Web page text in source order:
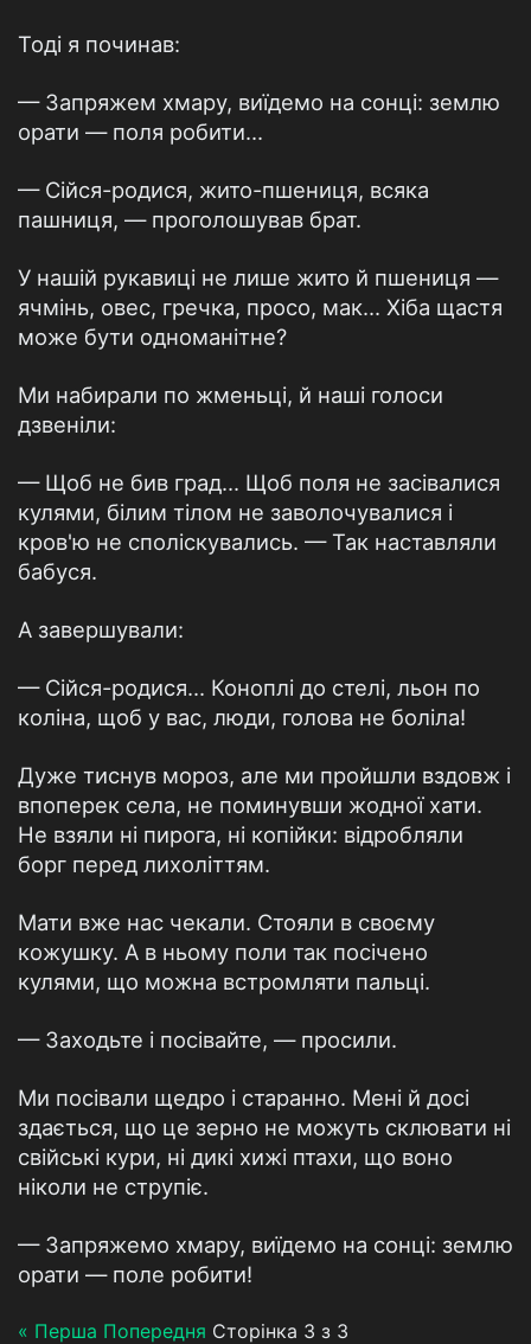
Тоді я починав:
— Запряжем хмару, виїдемо на сонці: землю
орати — поля робити...
— Сійся-родися, жито-пшениця, всяка
пашниця, — проголошував брат.
У нашій рукавиці не лише жито й пшениця —
ячмінь, овес, гречка, просо, мак... Хіба щастя
може бути одноманітне?
Ми набирали по жменьці, й наші голоси
дзвеніли:
— Щоб не бив град... Щоб поля не засівалися
кулями, білим тілом не заволочувалися і
кров'ю не споліскувались. — Так наставляли
бабуся.
А завершували:
— Сійся-родися... Коноплі до стелі, льон по
коліна, щоб у вас, люди, голова не боліла!
Дуже тиснув мороз, але ми пройшли вздовж і
впоперек села, не поминувши жодної хати.
Не взяли ні пирога, ні копійки: відробляли
борг перед лихоліттям.
Мати вже нас чекали. Стояли в своєму
кожушку. А в ньому поли так посічено
кулями, що можна встромляти пальці.
— Заходьте і посівайте, — просили.
Ми посівали щедро і старанно. Мені й досі
здається, що це зерно не можуть склювати ні
свійські кури, ні дикі хижі птахи, що воно
ніколи не струпіє.
— Запряжемо хмару, виїдемо на сонці: землю
орати — поле робити!
« Перша Попередня Сторінка 3 з 3